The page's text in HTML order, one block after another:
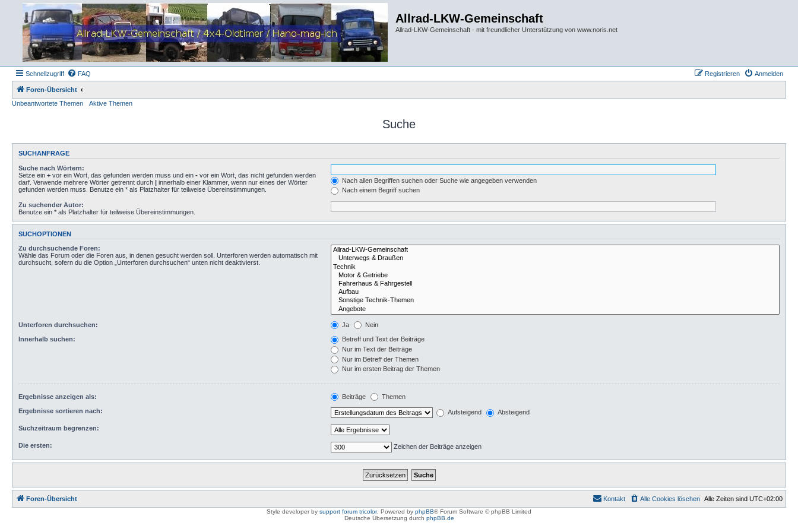
Allrad-LKW-Gemeinschaft
Allrad-LKW-Gemeinschaft - mit freundlicher Unterstützung von www.noris.net
Schnellzugriff FAQ Anmelden
Registrieren
Foren-Übersicht
Unbeantwortete Themen
Aktive Themen
Suche
SUCHANFRAGE
Suche nach Wörtern:
Setze ein + vor ein Wort, das gefunden werden muss und ein - vor ein Wort, das nicht gefunden werden
darf. Verwende mehrere Wörter getrennt durch | innerhalb einer Klammer, wenn nur eines der Wörter
gefunden werden muss. Benutze ein * als Platzhalter für teilweise Übereinstimmungen.
Nach allen Begriffen suchen oder Suche wie angegeben verwenden
Nach einem Begriff suchen
Zu suchender Autor:
Benutze ein * als Platzhalter für teilweise Übereinstimmungen.
SUCHOPTIONEN
Zu durchsuchende Foren:
Wähle das Forum oder die Foren aus, in denen gesucht werden soll. Unterforen werden automatisch mit
durchsucht, sofern du die Option „Unterforen durchsuchen“ unten nicht deaktivierst.
Unterforen durchsuchen: Ja Nein
Innerhalb suchen:
Betreff und Text der Beiträge
Nur im Text der Beiträge
Nur im Betreff der Themen
Nur im ersten Beitrag der Themen
Ergebnisse anzeigen als: Beiträge Themen
Ergebnisse sortieren nach: Aufsteigend Absteigend
Suchzeitraum begrenzen:
Die ersten: Zeichen der Beiträge anzeigen
Foren-Übersicht Alle Zeiten sind UTC+02:00
Alle Cookies löschen
Kontakt
Style developer by support forum tricolor, Powered by phpBB® Forum Software © phpBB Limited
Deutsche Übersetzung durch phpBB.de